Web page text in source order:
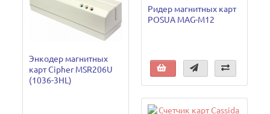
Энкодер магнитных
карт Cipher MSR206U
(1036-3HL)
Ридер магнитных карт
POSUA МАG-М12